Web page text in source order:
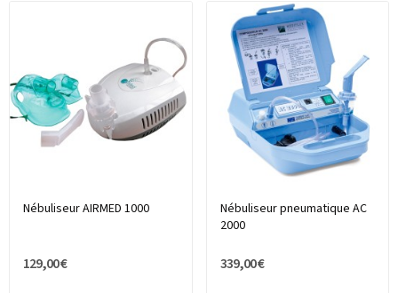
Nébuliseur AIRMED 1000
129,00 €
Nébuliseur pneumatique AC
2000
339,00 €